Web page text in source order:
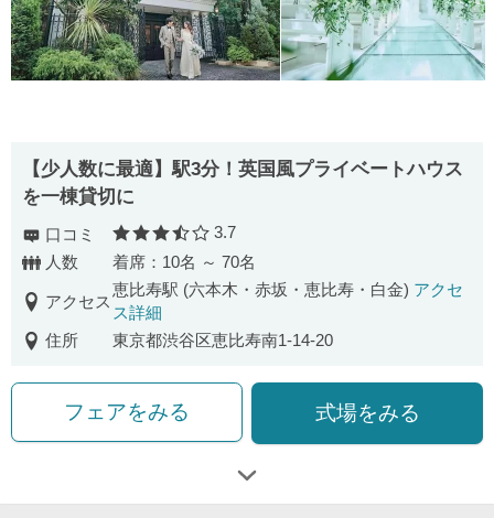
【少人数に最適】駅3分！英国風プライベートハウス
を一棟貸切に
口コミ 口コミ評価
3.7
人数
着席：10名 ～ 70名
アクセス
恵比寿駅 (六本木・赤坂・恵比寿・白金) アクセ
ス詳細
住所
東京都渋谷区恵比寿南1-14-20
フェアをみる 式場をみる